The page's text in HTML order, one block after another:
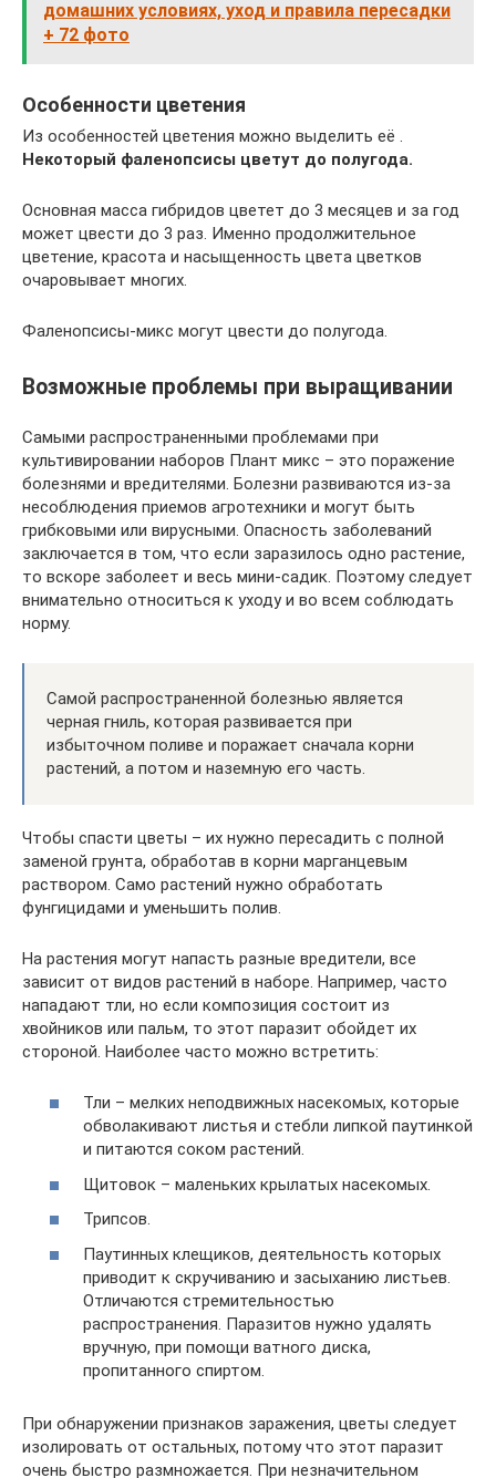
домашних условиях, уход и правила пересадки
+ 72 фото
Особенности цветения
Из особенностей цветения можно выделить её .
Некоторый фаленопсисы цветут до полугода.
Основная масса гибридов цветет до 3 месяцев и за год
может цвести до 3 раз. Именно продолжительное
цветение, красота и насыщенность цвета цветков
очаровывает многих.
Фаленопсисы-микс могут цвести до полугода.
Возможные проблемы при выращивании
Самыми распространенными проблемами при
культивировании наборов Плант микс – это поражение
болезнями и вредителями. Болезни развиваются из-за
несоблюдения приемов агротехники и могут быть
грибковыми или вирусными. Опасность заболеваний
заключается в том, что если заразилось одно растение,
то вскоре заболеет и весь мини-садик. Поэтому следует
внимательно относиться к уходу и во всем соблюдать
норму.
Самой распространенной болезнью является
черная гниль, которая развивается при
избыточном поливе и поражает сначала корни
растений, а потом и наземную его часть.
Чтобы спасти цветы – их нужно пересадить с полной
заменой грунта, обработав в корни марганцевым
раствором. Само растений нужно обработать
фунгицидами и уменьшить полив.
На растения могут напасть разные вредители, все
зависит от видов растений в наборе. Например, часто
нападают тли, но если композиция состоит из
хвойников или пальм, то этот паразит обойдет их
стороной. Наиболее часто можно встретить:
Тли – мелких неподвижных насекомых, которые
обволакивают листья и стебли липкой паутинкой
и питаются соком растений.
Щитовок – маленьких крылатых насекомых.
Трипсов.
Паутинных клещиков, деятельность которых
приводит к скручиванию и засыханию листьев.
Отличаются стремительностью
распространения. Паразитов нужно удалять
вручную, при помощи ватного диска,
пропитанного спиртом.
При обнаружении признаков заражения, цветы следует
изолировать от остальных, потому что этот паразит
очень быстро размножается. При незначительном